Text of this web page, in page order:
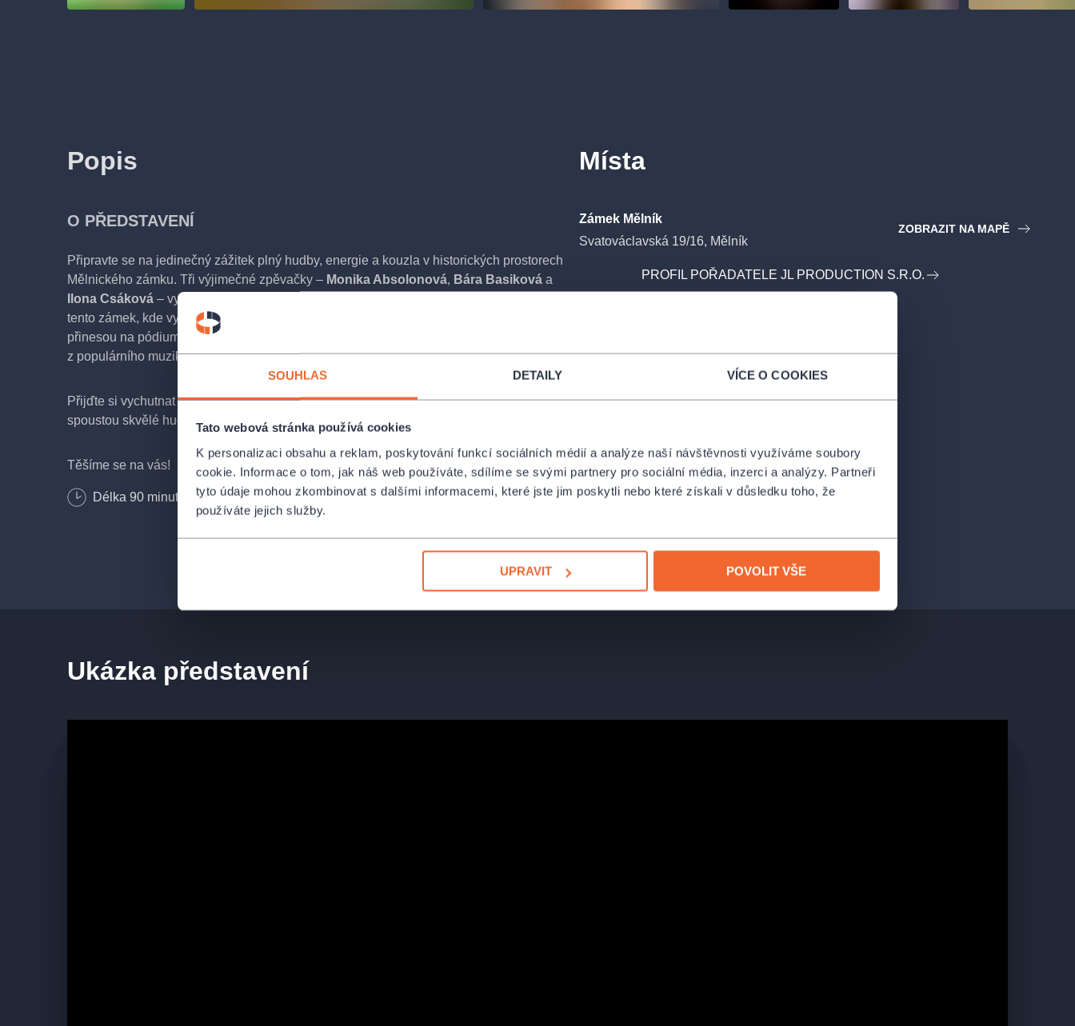
SOUHLAS DETAILY VÍCE O COOKIES
Tato webová stránka používá cookies
K personalizaci obsahu a reklam, poskytování funkcí sociálních médií a analýze naší návštěvnosti využíváme soubory
cookie. Informace o tom, jak náš web používáte, sdílíme se svými partnery pro sociální média, inzerci a analýzy. Partneři
tyto údaje mohou zkombinovat s dalšími informacemi, které jste jim poskytli nebo které získali v důsledku toho, že
používáte jejich služby.
UPRAVIT POVOLIT VŠE
Popis
O PŘEDSTAVENÍ
Připravte se na jedinečný zážitek plný hudby, energie a kouzla v historických prostorech
Mělnického zámku. Tři výjimečné zpěvačky – Monika Absolonová, Bára Basiková a
Ilona Csáková – vyrážejí v doprovodu Vlastního Bandu, dne 13.8.2026 již tradičně na
tento zámek, kde vystoupí v krásných exteriérech. Tyto tři pěvecké královny českého popu
přinesou na pódium nejen své nezapomenutelné hity, ale také části repertoáru
z populárního muzikáluKleopatra, ve kterém každá z nich alternovala hlavní roli.
Přijďte si vychutnat večer s příjemnou atmosférou, vtipnými momenty, a především
spoustou skvělé hudby.
Těšíme se na vás!
Délka 90 minut
Místa
Zámek Mělník
Svatováclavská 19/16, Mělník
ZOBRAZIT NA MAPĚ
PROFIL POŘADATELE JL PRODUCTION S.R.O.
Ukázka představení